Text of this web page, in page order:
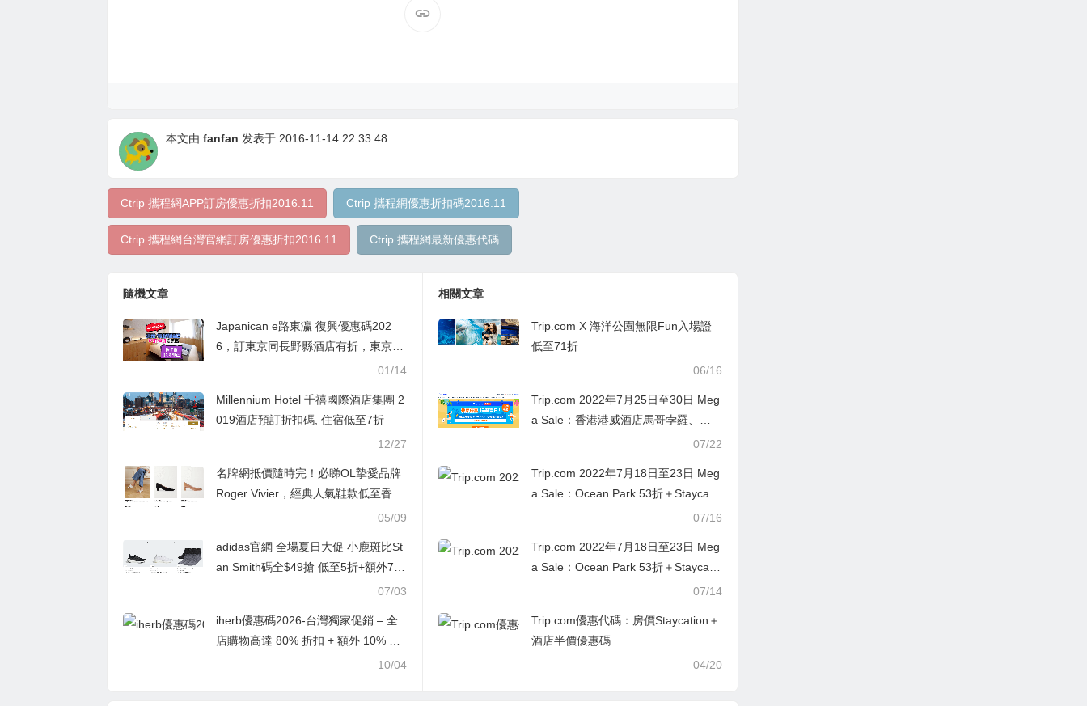
本文由 fanfan 发表于 2016-11-14 22:33:48
Ctrip 攜程網APP訂房優惠折扣2016.11 Ctrip 攜程網優惠折扣碼2016.11
Ctrip 攜程網台灣官網訂房優惠折扣2016.11 Ctrip 攜程網最新優惠代碼
隨機文章
Japanican e路東瀛 復興優惠碼202
6，訂東京同長野縣酒店有折，東京高
01/14
Millennium Hotel 千禧國際酒店集團 2
019酒店預訂折扣碼, 住宿低至7折
12/27
名牌網抵價隨時完！必睇OL摯愛品牌
Roger Vivier，經典人氣鞋款低至香港
05/09
adidas官網 全場夏日大促 小鹿斑比St
an Smith碼全$49搶 低至5折+額外7折
07/03
iherb優惠碼2026-台灣獨家促銷 – 全
店購物高達 80% 折扣 + 額外 10% 折
10/04
相關文章
Trip.com X 海洋公園無限Fun入場證
低至71折
06/16
Trip.com 2022年7月25日至30日 Meg
a Sale：香港港威酒店馬哥孛羅、英
皇駿景酒店等包兩餐HK$1,060起；馬
低至HK$270
07/22
Trip.com 2022年7月18日至23日 Meg
a Sale：Ocean Park 53折＋Staycatio
n優惠＋中銀信用卡/MasterCard優惠
07/16
Trip.com 2022年7月18日至23日 Meg
a Sale：Ocean Park 53折＋Staycatio
n優惠＋中銀信用卡/MasterCard優惠
07/14
Trip.com優惠代碼：房價Staycation＋
酒店半價優惠碼
04/20